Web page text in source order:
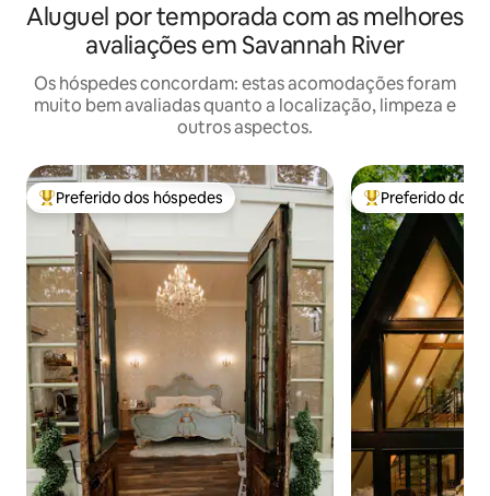
Aluguel por temporada com as melhores
avaliações em Savannah River
Os hóspedes concordam: estas acomodações foram
muito bem avaliadas quanto a localização, limpeza e
outros aspectos.
Entre os melhores preferidos dos hóspedes
Preferido dos hóspedes Entre os
Preferido dos